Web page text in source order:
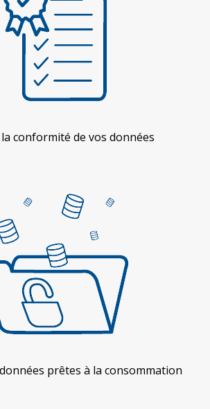
conformité de vos données
prêtes à la consommation